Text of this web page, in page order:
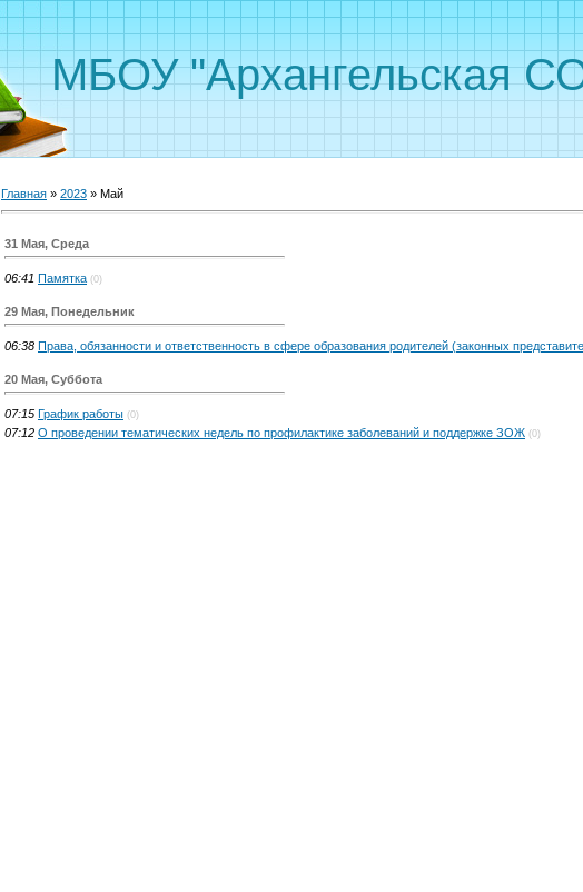
МБОУ "Архангельская
Главная » 2023 » Май
31 Мая, Среда
06:41 Памятка (0)
29 Мая, Понедельник
06:38 Права, обязанности и ответственность в сфере образования родителей (законных
20 Мая, Суббота
07:15 График работы (0)
07:12 О проведении тематических недель по профилактике заболеваний и поддержке ЗОЖ (0)